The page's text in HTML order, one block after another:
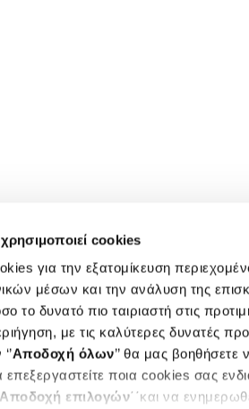
cookies
για την εξατομίκευση
μέσων και την ανάλυση της
το δυνατό πιο ταιριαστή στις
με τις καλύτερες δυνατές
Αποδοχή όλων’’ θα μας
επεξεργαστείτε ποια cookies σας
Αποδοχή επιλογών΄΄και να